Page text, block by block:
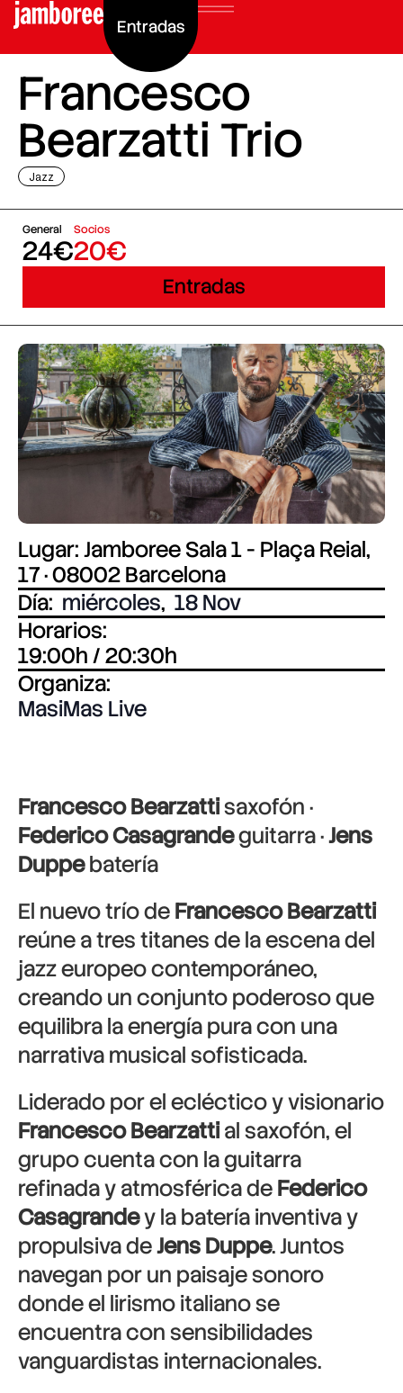
Entradas
Francesco
Bearzatti Trio
Jazz
General
24€
Socios
20€
Entradas
Lugar: Jamboree Sala 1 - Plaça Reial,
17 · 08002 Barcelona
Día: miércoles, 18 Nov
Horarios:
19:00h / 20:30h
Organiza:
MasiMas Live
Francesco Bearzattisaxofón ·
Federico Casagrandeguitarra ·Jens
Duppebatería
El nuevo trío deFrancesco Bearzatti
reúne a tres titanes de la escena del
jazz europeo contemporáneo,
creando un conjunto poderoso que
equilibra la energía pura con una
narrativa musical sofisticada.
Liderado por el ecléctico y visionario
Francesco Bearzattial saxofón, el
grupo cuenta con la guitarra
refinada y atmosférica deFederico
Casagrandey la batería inventiva y
propulsiva deJens Duppe. Juntos
navegan por un paisaje sonoro
donde el lirismo italiano se
encuentra con sensibilidades
vanguardistas internacionales.